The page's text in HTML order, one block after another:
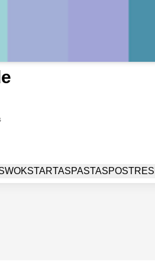
WOKSTARTASPASTASPOSTRES